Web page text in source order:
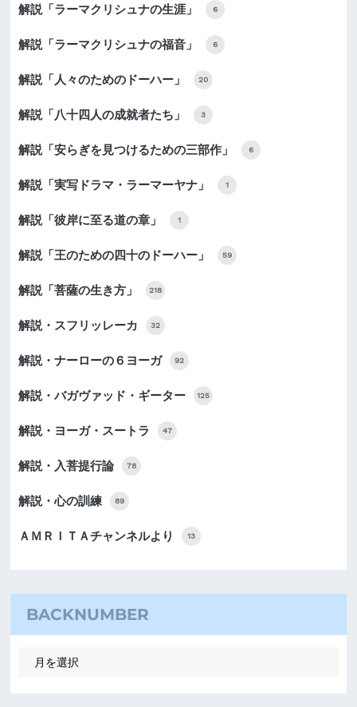
解説「ラーマクリシュナの生涯」 6
解説「ラーマクリシュナの福音」 6
解説「人々のためのドーハー」 20
解説「八十四人の成就者たち」 3
解説「安らぎを見つけるための三部作」 6
解説「実写ドラマ・ラーマーヤナ」 1
解説「彼岸に至る道の章」 1
解説「王のための四十のドーハー」 59
解説「菩薩の生き方」 218
解説・スフリッレーカ 32
解説・ナーローの６ヨーガ 92
解説・バガヴァッド・ギーター 125
解説・ヨーガ・スートラ 47
解説・入菩提行論 78
解説・心の訓練 89
ＡＭＲＩＴＡチャンネルより 13
BACKNUMBER